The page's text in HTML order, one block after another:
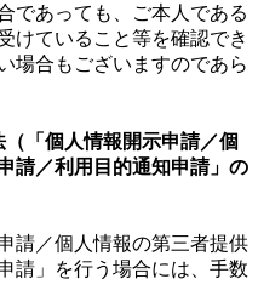
であっても、ご本人である
けていること等を確認でき
場合もございますのであら
（「個人情報開示申請／個
請／利用目的通知申請」の
請／個人情報の第三者提供
請」を行う場合には、手数